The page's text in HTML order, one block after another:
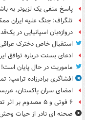
پاسخ منفی یک لژیونر به
تلگراف: جنگ علیه ایران
دروازه‌بان اسپانیایی در
استقبال خاص دخترک عراقی
ادعای بسنت درباره توافق
ماموریت در حال پایان است!
افشاگری برادرزاده
امضای سران پاکستان،
۶ فوتی و ۵ مصدوم بر اثر تصادف زنجیره‌ای
صحنه ای نادر از حیات وحش